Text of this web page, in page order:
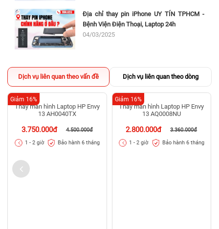
Địa chỉ thay pin iPhone UY TÍN TPHCM -
Bệnh Viện Điện Thoại, Laptop 24h
04/03/2025
Dịch vụ liên quan theo vấn đề Dịch vụ liên quan theo dòng
Thay màn hình Laptop HP Envy
13 AH0040TX
3.750.000đ 4.500.000đ
Giảm 16%
1 - 2 giờ Bảo hành 6 tháng
Thay màn hình Laptop HP Envy
13 AQ0008NU
2.800.000đ 3.360.000đ
Giảm 16%
1 - 2 giờ Bảo hành 6 tháng